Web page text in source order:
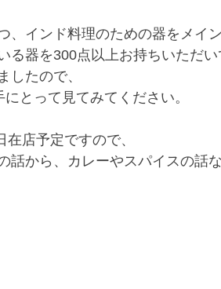
インド料理のための器をメイン
る器を300点以上お持ちいただい
したので、
とって見てみてください。
店予定ですので、
話から、カレーやスパイスの話